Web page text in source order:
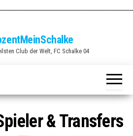
Club der Welt, FC Schalke 04
& Transfers